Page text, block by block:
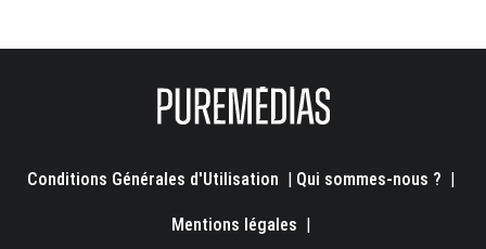
Conditions Générales d'Utilisation | Qui sommes-nous ? |
Mentions légales |